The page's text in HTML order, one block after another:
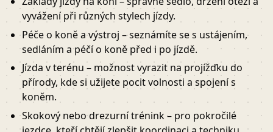
vyvážení při různých stylech jízdy.
Péče o koně a výstroj – seznámíte se s ustájením,
sedláním a péčí o koně před i po jízdě.
Jízda v terénu – možnost vyrazit na projížďku do
přírody, kde si užijete pocit volnosti a spojení s
koněm.
Skokový nebo drezurní trénink – pro pokročilé